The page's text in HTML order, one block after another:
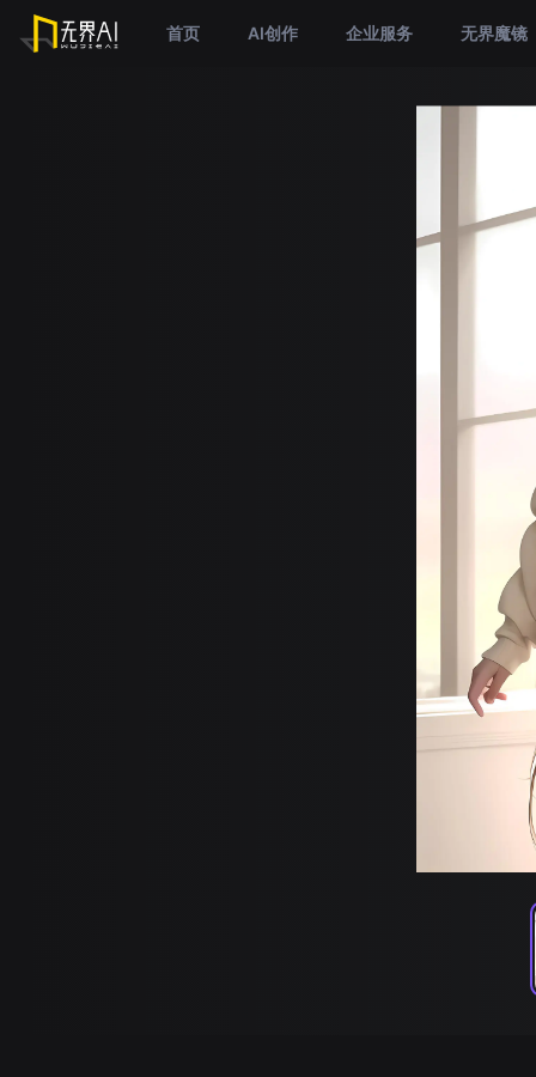
首页 AI创作 企业服务 无界魔镜